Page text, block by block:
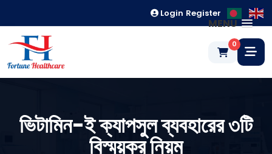
MENU
Login Register
0
ভিটামিন-ই ক্যাপসুল ব্যবহারের ৩টি
বিস্ময়কর নিয়ম